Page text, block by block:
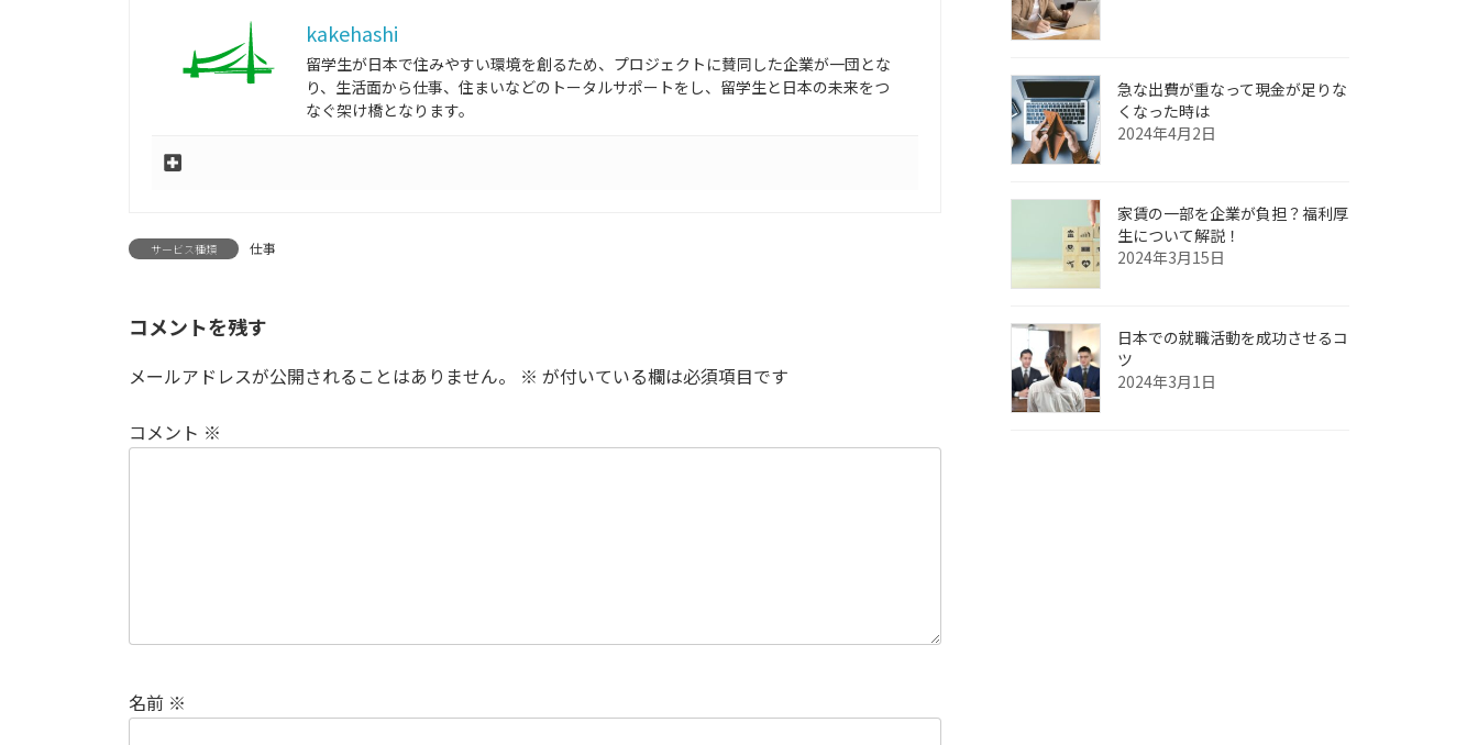
kakehashi
留学生が日本で住みやすい環境を創るため、プロジェクトに賛同した企業が一団とな
り、生活面から仕事、住まいなどのトータルサポートをし、留学生と日本の未来をつ
なぐ架け橋となります。
サービス種類 仕事
コメントを残す
メールアドレスが公開されることはありません。 ※ が付いている欄は必須項目です
コメント ※
名前 ※
急な出費が重なって現金が足りな
くなった時は
2024年4月2日
家賃の一部を企業が負担？福利厚
生について解説！
2024年3月15日
日本での就職活動を成功させるコ
ツ
2024年3月1日